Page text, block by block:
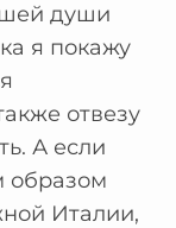
души
я покажу
отвезу
А если
образом
Италии,